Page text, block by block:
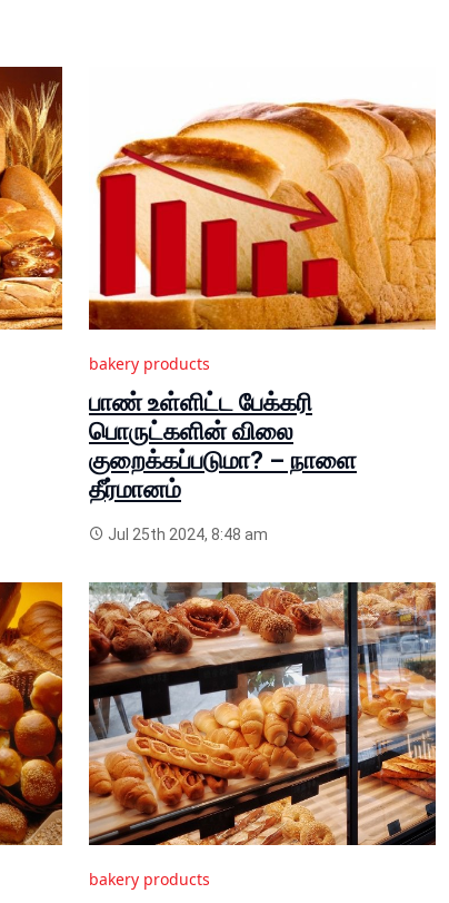
bakery products
பாண் உள்ளிட்ட பேக்கரி
பொருட்களின் விலை
குறைக்கப்படுமா? – நாளை
தீர்மானம்
Jul 25th 2024, 8:48 am
bakery products